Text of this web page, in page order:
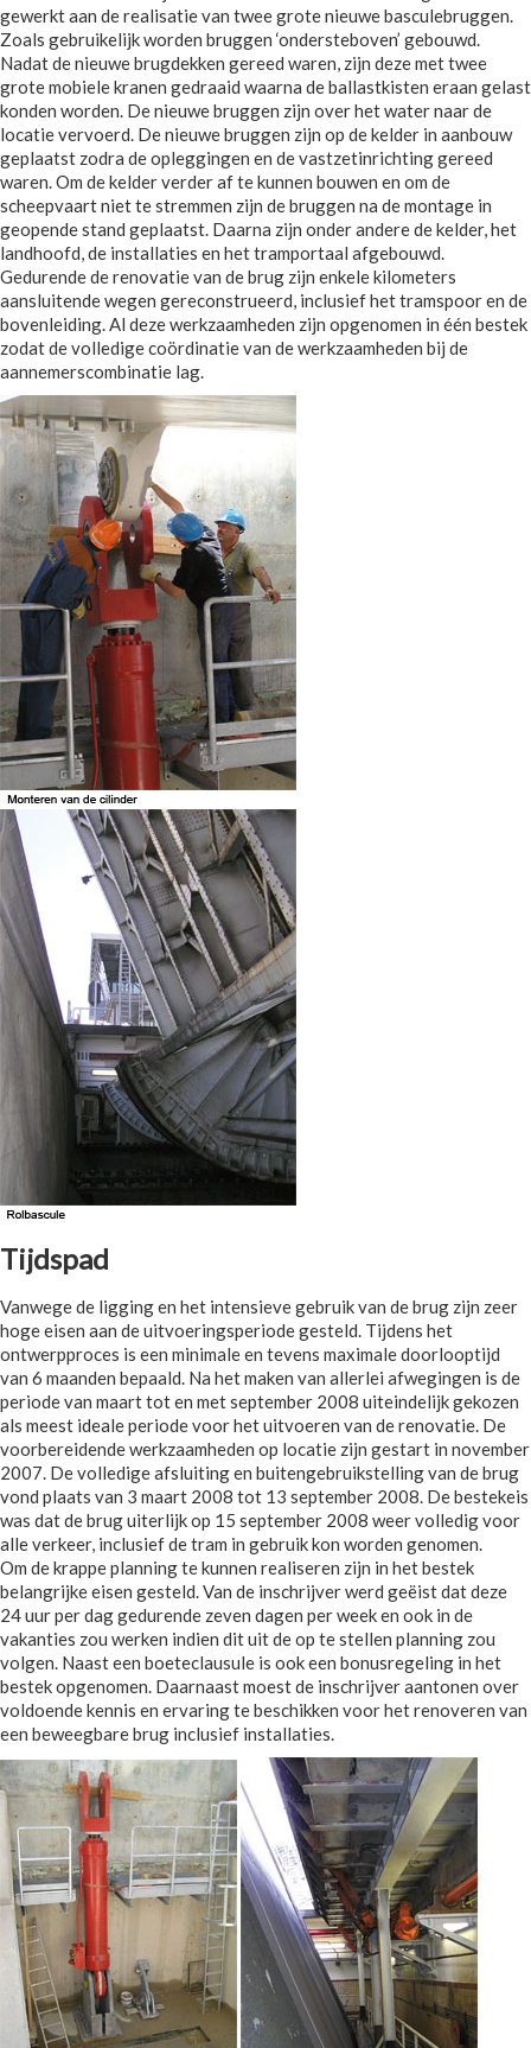
gewerkt aan de realisatie van twee grote nieuwe basculebruggen.
Zoals gebruikelijk worden bruggen ‘ondersteboven’ gebouwd.
Nadat de nieuwe brugdekken gereed waren, zijn deze met twee
grote mobiele kranen gedraaid waarna de ballastkisten eraan gelast
konden worden. De nieuwe bruggen zijn over het water naar de
locatie vervoerd. De nieuwe bruggen zijn op de kelder in aanbouw
geplaatst zodra de opleggingen en de vastzetinrichting gereed
waren. Om de kelder verder af te kunnen bouwen en om de
scheepvaart niet te stremmen zijn de bruggen na de montage in
geopende stand geplaatst. Daarna zijn onder andere de kelder, het
landhoofd, de installaties en het tramportaal afgebouwd.
Gedurende de renovatie van de brug zijn enkele kilometers
aansluitende wegen gereconstrueerd, inclusief het tramspoor en de
bovenleiding. Al deze werkzaamheden zijn opgenomen in één bestek
zodat de volledige coördinatie van de werkzaamheden bij de
aannemerscombinatie lag.
Tijdspad
Vanwege de ligging en het intensieve gebruik van de brug zijn zeer
hoge eisen aan de uitvoeringsperiode gesteld. Tijdens het
ontwerpproces is een minimale en tevens maximale doorlooptijd
van 6 maanden bepaald. Na het maken van allerlei afwegingen is de
periode van maart tot en met september 2008 uiteindelijk gekozen
als meest ideale periode voor het uitvoeren van de renovatie. De
voorbereidende werkzaamheden op locatie zijn gestart in november
2007. De volledige afsluiting en buitengebruikstelling van de brug
vond plaats van 3 maart 2008 tot 13 september 2008. De bestekeis
was dat de brug uiterlijk op 15 september 2008 weer volledig voor
alle verkeer, inclusief de tram in gebruik kon worden genomen.
Om de krappe planning te kunnen realiseren zijn in het bestek
belangrijke eisen gesteld. Van de inschrijver werd geëist dat deze
24 uur per dag gedurende zeven dagen per week en ook in de
vakanties zou werken indien dit uit de op te stellen planning zou
volgen. Naast een boeteclausule is ook een bonusregeling in het
bestek opgenomen. Daarnaast moest de inschrijver aantonen over
voldoende kennis en ervaring te beschikken voor het renoveren van
een beweegbare brug inclusief installaties.